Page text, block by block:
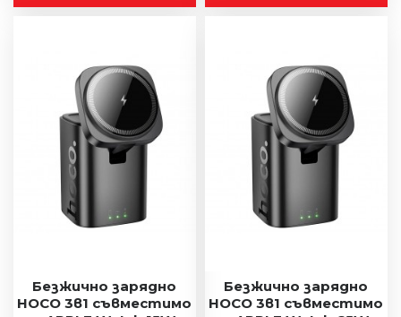
Безжично зарядно
HOCO 3в1 съвместимо
Безжично зарядно
HOCO 3в1 съвместимо